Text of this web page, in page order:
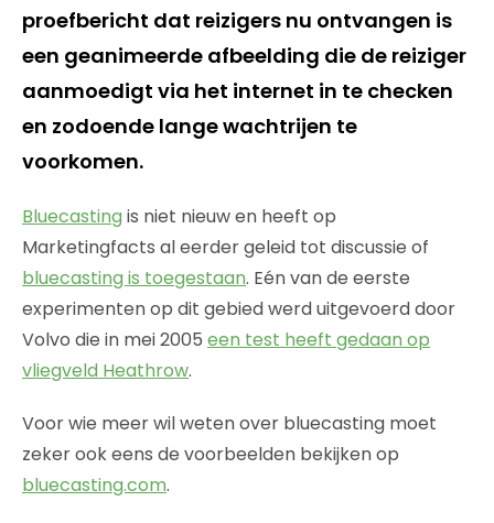
proefbericht dat reizigers nu ontvangen is
een geanimeerde afbeelding die de reiziger
aanmoedigt via het internet in te checken
en zodoende lange wachtrijen te
voorkomen.
Bluecasting is niet nieuw en heeft op
Marketingfacts al eerder geleid tot discussie of
bluecasting is toegestaan. Eén van de eerste
experimenten op dit gebied werd uitgevoerd door
Volvo die in mei 2005 een test heeft gedaan op
vliegveld Heathrow.
Voor wie meer wil weten over bluecasting moet
zeker ook eens de voorbeelden bekijken op
bluecasting.com.